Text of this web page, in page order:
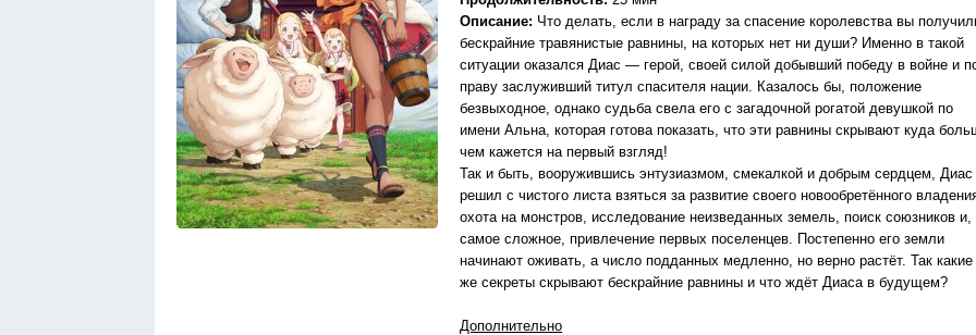
Описание: Что делать, если в награду за спасение королевства вы
бескрайние травянистые равнины, на которых нет ни души? Именно в такой
ситуации оказался Диас — герой, своей силой добывший победу в войне и
праву заслуживший титул спасителя нации. Казалось бы, положение
безвыходное, однако судьба свела его с загадочной рогатой девушкой по
имени Альна, которая готова показать, что эти равнины скрывают куда
чем кажется на первый взгляд!
Так и быть, вооружившись энтузиазмом, смекалкой и добрым сердцем, Диас
решил с чистого листа взяться за развитие своего новообретённого
охота на монстров, исследование неизведанных земель, поиск союзников и,
самое сложное, привлечение первых поселенцев. Постепенно его земли
начинают оживать, а число подданных медленно, но верно растёт. Так какие
же секреты скрывают бескрайние равнины и что ждёт Диаса в будущем?
Дополнительно